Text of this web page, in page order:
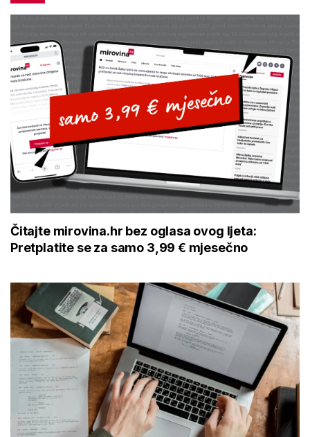
Čitajte mirovina.hr bez oglasa ovog ljeta:
Pretplatite se za samo 3,99 € mjesečno